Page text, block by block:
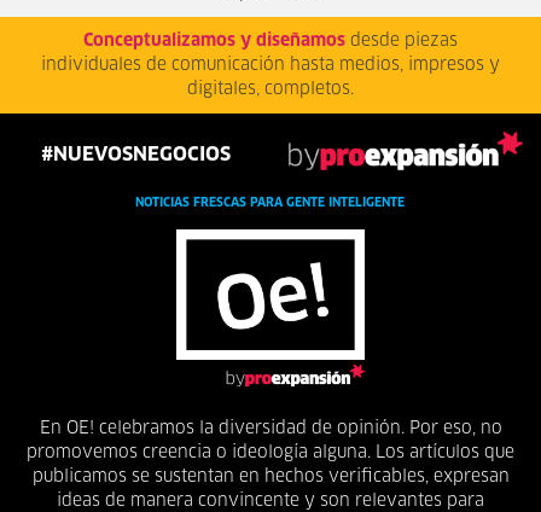
Conceptualizamos y diseñamos desde piezas
individuales de comunicación hasta medios, impresos y
digitales, completos.
#NUEVOSNEGOCIOS
NOTICIAS FRESCAS PARA GENTE INTELIGENTE
En OE! celebramos la diversidad de opinión. Por eso, no
promovemos creencia o ideología alguna. Los artículos que
publicamos se sustentan en hechos verificables, expresan
ideas de manera convincente y son relevantes para